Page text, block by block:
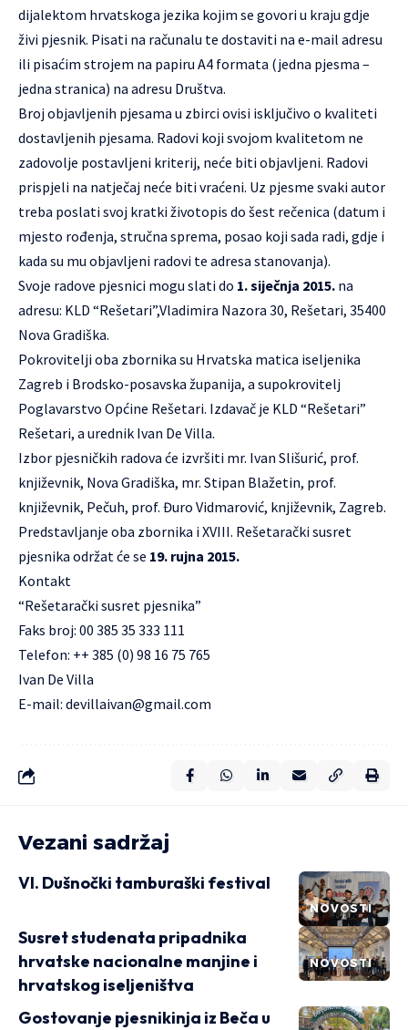
dijalektom hrvatskoga jezika kojim se govori u kraju gdje
živi pjesnik. Pisati na računalu te dostaviti na e-mail adresu
ili pisaćim strojem na papiru A4 formata (jedna pjesma –
jedna stranica) na adresu Društva.
Broj objavljenih pjesama u zbirci ovisi isključivo o kvaliteti
dostavljenih pjesama. Radovi koji svojom kvalitetom ne
zadovolje postavljeni kriterij, neće biti objavljeni. Radovi
prispjeli na natječaj neće biti vraćeni. Uz pjesme svaki autor
treba poslati svoj kratki životopis do šest rečenica (datum i
mjesto rođenja, stručna sprema, posao koji sada radi, gdje i
kada su mu objavljeni radovi te adresa stanovanja).
Svoje radove pjesnici mogu slati do 1. siječnja 2015. na
adresu: KLD “Rešetari”,Vladimira Nazora 30, Rešetari, 35400
Nova Gradiška.
Pokrovitelji oba zbornika su Hrvatska matica iseljenika
Zagreb i Brodsko-posavska županija, a supokrovitelj
Poglavarstvo Općine Rešetari. Izdavač je KLD “Rešetari”
Rešetari, a urednik Ivan De Villa.
Izbor pjesničkih radova će izvršiti mr. Ivan Slišurić, prof.
književnik, Nova Gradiška, mr. Stipan Blažetin, prof.
književnik, Pečuh, prof. Đuro Vidmarović, književnik, Zagreb.
Predstavljanje oba zbornika i XVIII. Rešetarački susret
pjesnika održat će se 19. rujna 2015.
Kontakt
“Rešetarački susret pjesnika”
Faks broj: 00 385 35 333 111
Telefon: ++ 385 (0) 98 16 75 765
Ivan De Villa
E-mail: devillaivan@gmail.com
Vezani sadržaj
NOVOSTI
VI. Dušnočki tamburaški festival
NOVOSTI
Susret studenata pripadnika
hrvatske nacionalne manjine i
hrvatskog iseljeništva
Gostovanje pjesnikinja iz Beča u